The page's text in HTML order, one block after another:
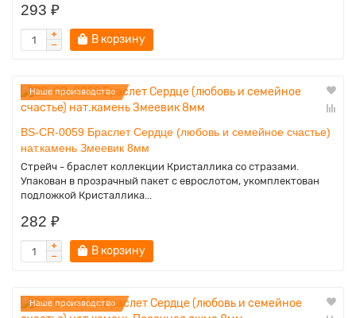
293 ₽
В корзину
Наше производство
BS-CR-0059 Браслет Сердце (любовь и семейное счастье)
нат.камень Змеевик 8мм
Стрейч - браслет коллекции Кристаллика со стразами.
Упакован в прозрачный пакет с еврослотом, укомплектован
подложкой Кристаллика...
282 ₽
В корзину
Наше производство